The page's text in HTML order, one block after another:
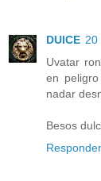
DUlCE 20
Uvatar
en
nadar
Besos
Responder